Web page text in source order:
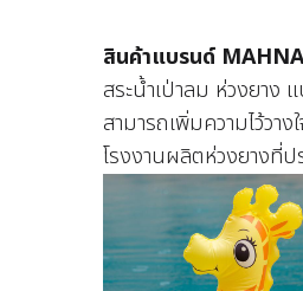
สินค้าแบรนด์
สระน้ำเป่าลม ห่วงยาง
สามารถเพิ่มความไว้ว
โรงงานผลิตห่วงยางที่ป